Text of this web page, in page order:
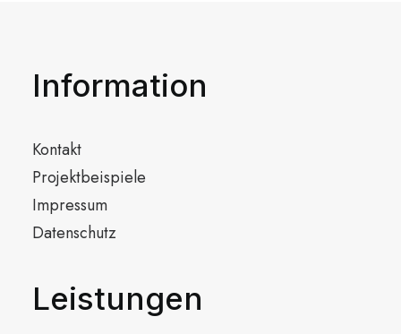
Information
Kontakt
Projektbeispiele
Impressum
Datenschutz
Leistungen